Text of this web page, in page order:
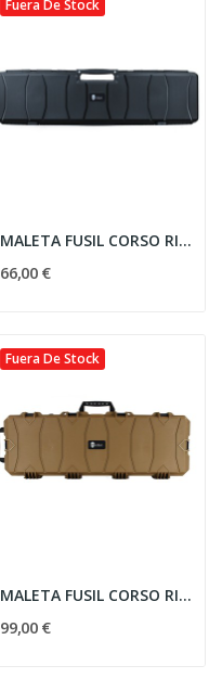
Fuera De Stock
MALETA FUSIL CORSO RIGIDA CORSAIR MK1 120CM NEGRA
66,00 €
Fuera De Stock
MALETA FUSIL CORSO RIGIDA C/RUEDAS CORSAIR MK2...
99,00 €